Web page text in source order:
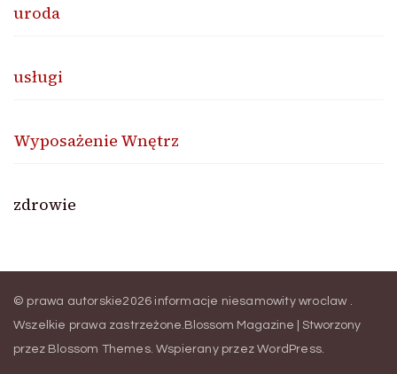
uroda
usługi
Wyposażenie Wnętrz
zdrowie
© prawa autorskie2026 informacje niesamowity wroclaw
Wszelkie prawa zastrzeżone. Blossom Magazine | Stworzony
przez Blossom Themes. Wspierany przezWordPress